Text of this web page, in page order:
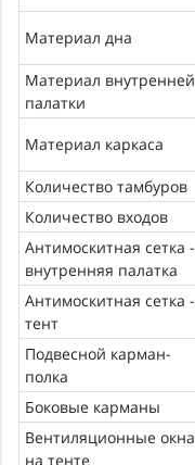
Материал дна
Материал внутренней
палатки
Материал каркаса
Количество тамбуров
Количество входов
Антимоскитная сетка -
внутренняя палатка
Антимоскитная сетка -
тент
Подвесной карман-
полка
Боковые карманы
Вентиляционные окна
на тенте